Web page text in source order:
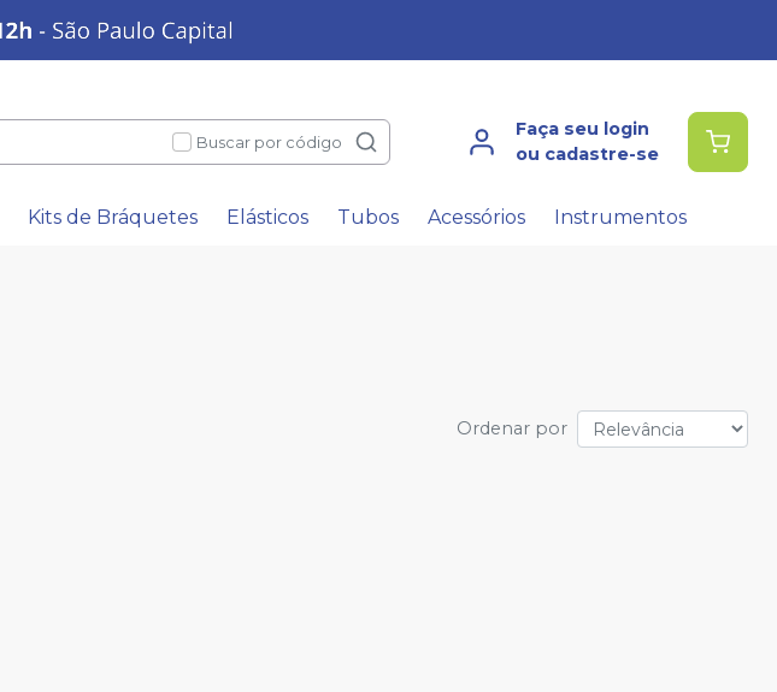
Buscar por código
Faça seu login
ou cadastre-se
Kits de Bráquetes Elásticos Tubos Acessórios Instrumentos
Ordenar por